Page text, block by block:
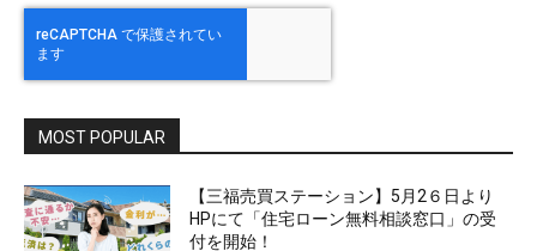
MOST POPULAR
【三福売買ステーション】5月2６日より
HPにて「住宅ローン無料相談窓口」の受
付を開始！